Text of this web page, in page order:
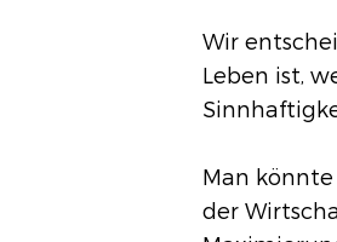
Wir
Leben ist,
Man
der